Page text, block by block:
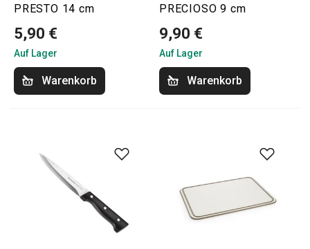
PRESTO 14 cm
5,90 €
Auf Lager
Warenkorb
PRECIOSO 9 cm
9,90 €
Auf Lager
Warenkorb